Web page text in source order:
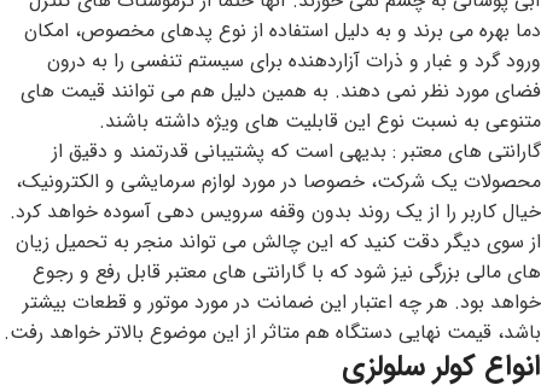
دما بهره می برند و به دلیل استفاده از نوع پدهای مخصوص، امکان
ورود گرد و غبار و ذرات آزاردهنده برای سیستم تنفسی را به درون
فضای مورد نظر نمی دهند. به همین دلیل هم می توانند قیمت های
متنوعی به نسبت نوع این قابلیت های ویژه داشته باشند.
گارانتی های معتبر : بدیهی است که پشتیبانی قدرتمند و دقیق از
محصولات یک شرکت، خصوصا در مورد لوازم سرمایشی و الکترونیک،
خیال کاربر را از یک روند بدون وقفه سرویس دهی آسوده خواهد کرد.
از سوی دیگر دقت کنید که این چالش می تواند منجر به تحمیل زیان
های مالی بزرگی نیز شود که با گارانتی های معتبر قابل رفع و رجوع
خواهد بود. هر چه اعتبار این ضمانت در مورد موتور و قطعات بیشتر
باشد، قیمت نهایی دستگاه هم متاثر از این موضوع بالاتر خواهد رفت.
انواع کولر سلولزی